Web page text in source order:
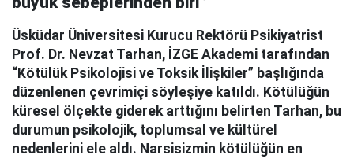
Üsküdar Üniversitesi Kurucu Rektörü Psikiyatrist
Prof. Dr. Nevzat Tarhan, İZGE Akademi tarafından
“Kötülük Psikolojisi ve Toksik İlişkiler” başlığında
düzenlenen çevrimiçi söyleşiye katıldı. Kötülüğün
küresel ölçekte giderek arttığını belirten Tarhan, bu
durumun psikolojik, toplumsal ve kültürel
nedenlerini ele aldı. Narsisizmin kötülüğün en